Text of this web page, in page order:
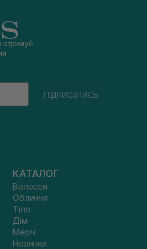
отримуй
підписатись
КАТАЛОГ
Волосся
Обличчя
Тіло
Дім
Мерч
Новинки